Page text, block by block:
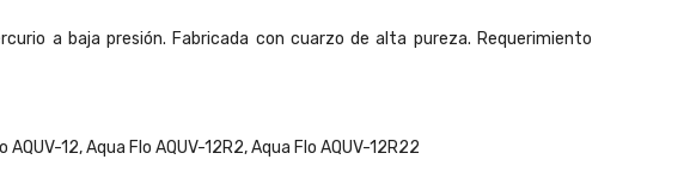
a baja presión. Fabricada con cuarzo de alta pureza. Requerimiento
12, Aqua Flo AQUV-12R2, Aqua Flo AQUV-12R22